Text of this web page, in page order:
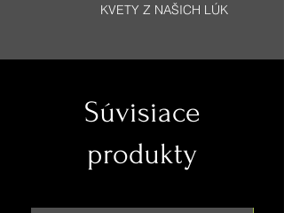
KVETY Z NAŠICH LÚK
Súvisiace
produkty